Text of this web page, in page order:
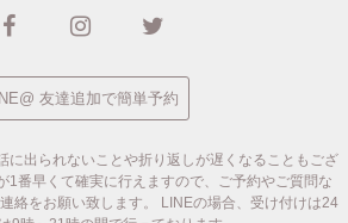
友達追加で簡単予約
に出られないことや折り返しが遅くなることもござ
1番早くて確実に行えますので、ご予約やご質問な
絡をお願い致します。
LINEの場合、受け付けは24